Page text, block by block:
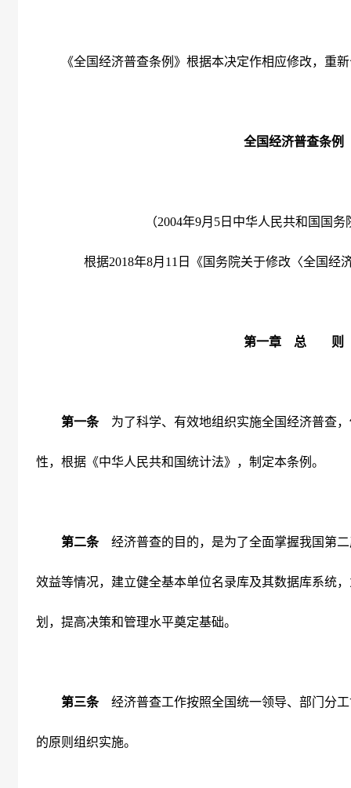
《全国经济普查条例》根据本决定作相应修改，重新
全国经济普查条例
（2004年9月 5 日中华人民共和国国务
根据2018年8月 11 日《国务院关于修改〈全国经
第一章 总 则
第一条为了科学、有效地组织实施全国经济普查，
性，根据《中华人民共和国统计法》，制定本条例。
第二条经济普查的目的，是为了全面掌握我国第二
效益等情况，建立健全基本单位名录库及其数据库系统
划，提高决策和管理水平奠定基础。
第三条经济普查工作按照全国统一领导、部门分工
的原则组织实施。